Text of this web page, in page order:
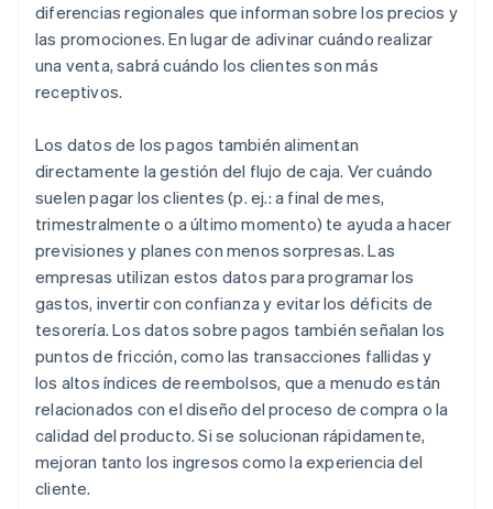
diferencias regionales que informan sobre los precios y
las promociones. En lugar de adivinar cuándo realizar
una venta, sabrá cuándo los clientes son más
receptivos.
Los datos de los pagos también alimentan
directamente la gestión del flujo de caja. Ver cuándo
suelen pagar los clientes (p. ej.: a final de mes,
trimestralmente o a último momento) te ayuda a hacer
previsiones y planes con menos sorpresas. Las
empresas utilizan estos datos para programar los
gastos, invertir con confianza y evitar los déficits de
tesorería. Los datos sobre pagos también señalan los
puntos de fricción, como las transacciones fallidas y
los altos índices de reembolsos, que a menudo están
relacionados con el diseño del proceso de compra o la
calidad del producto. Si se solucionan rápidamente,
mejoran tanto los ingresos como la experiencia del
cliente.